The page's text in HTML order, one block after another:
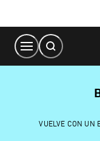
Content
VUELVE CON UN